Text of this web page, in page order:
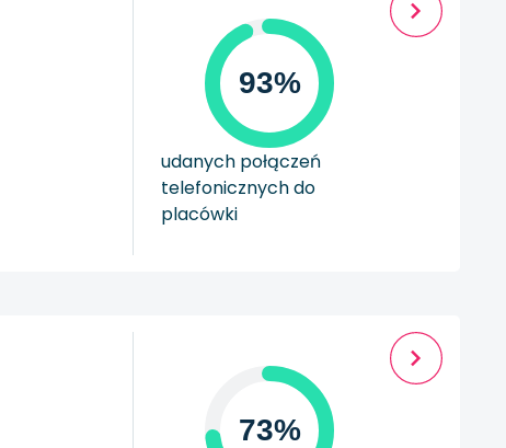
93%
udanych połączeń
telefonicznych do
placówki
73%